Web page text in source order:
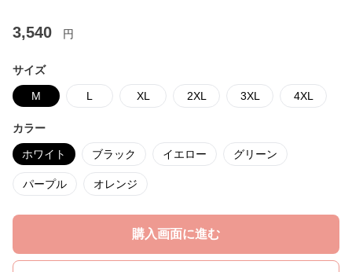
3,540 円
サイズ
M L XL 2XL 3XL 4XL
カラー
ホワイト ブラック イエロー グリーン
パープル オレンジ
購入画面に進む